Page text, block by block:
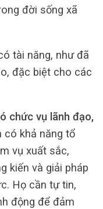
đời sống xã
tài năng, như đã
đặc biệt cho các
chức vụ lãnh đạo,
có khả năng tổ
vụ xuất sắc,
kiến và giải pháp
Họ cần tự tin,
động để đảm